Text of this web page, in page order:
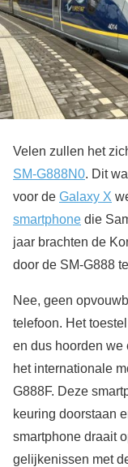
Velen zullen het
SM-G888N0. Dit
voor de Galaxy X
smartphone die
jaar brachten de
door de SM-G888
Nee, geen
telefoon. Het
en dus hoorden we
het internationale
G888F. Deze
keuring doorstaan
smartphone draait
gelijkenissen met